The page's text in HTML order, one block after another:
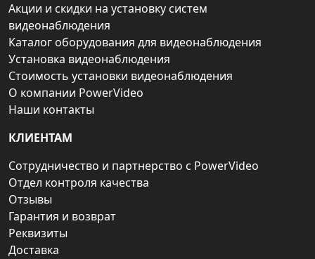
Акции и скидки на установку систем
видеонаблюдения
Каталог оборудования для видеонаблюдения
Установка видеонаблюдения
Стоимость установки видеонаблюдения
О компании PowerVideo
Наши контакты
КЛИЕНТАМ
Сотрудничество и партнерство с PowerVideo
Отдел контроля качества
Отзывы
Гарантия и возврат
Реквизиты
Доставка